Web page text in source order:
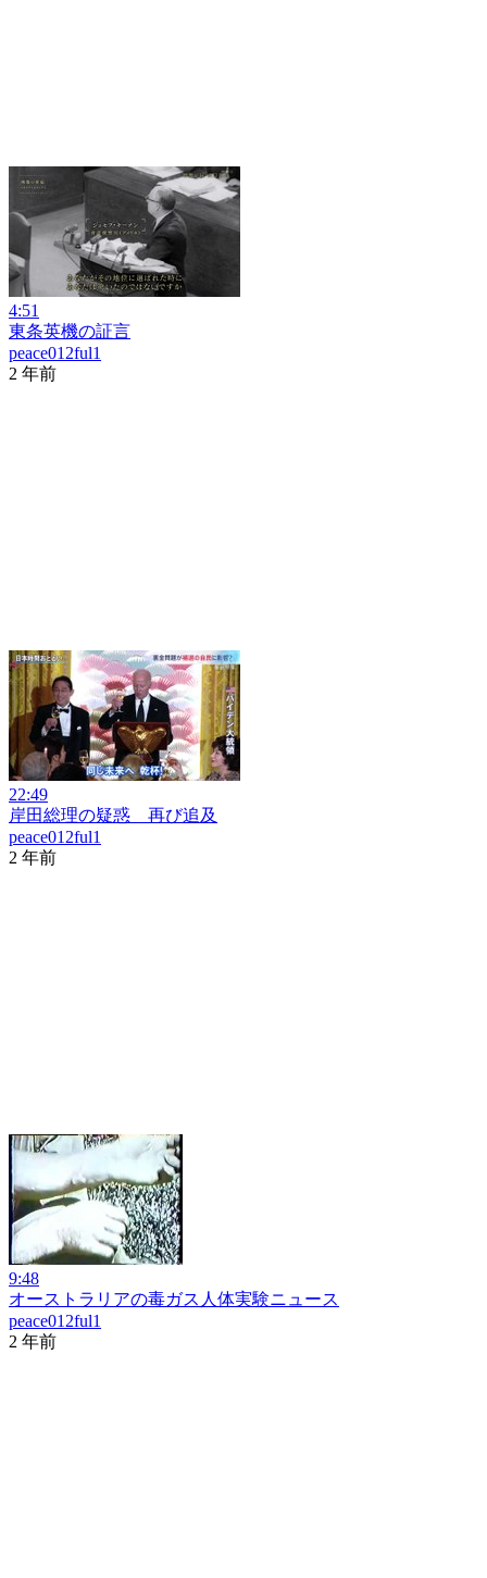
4:51
東条英機の証言
peace012ful1
2 年前
22:49
岸田総理の疑惑 再び追及
peace012ful1
2 年前
9:48
オーストラリアの毒ガス人体実験ニュース
peace012ful1
2 年前